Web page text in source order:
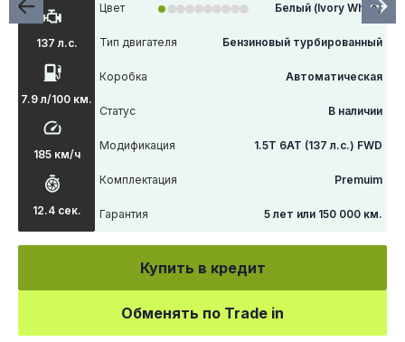
137 л.с.
7.9 л/100 км.
185 км/ч
12.4 сек.
Цвет Белый (Ivory White)
Тип двигателя Бензиновый турбированный
Коробка Автоматическая
Статус В наличии
Модификация 1.5T 6АТ (137 л.с.) FWD
Комплектация Premuim
Гарантия 5 лет или 150 000 км.
Купить в кредит
Обменять по Trade in